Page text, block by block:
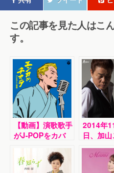
この記事を見た人はこ
す。
【動画】演歌歌手
がJ-POPをカバ
ー！細川たかし＆
西尾夕紀の見事な
カバーを聴け！
2014年
日、加
んが新曲
ました！